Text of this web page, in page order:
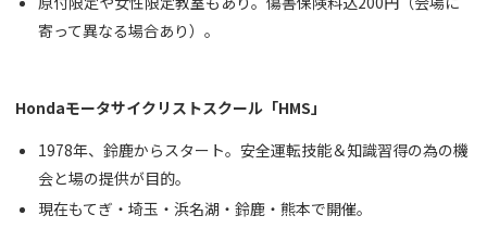
寄って異なる場合あり）。
Hondaモータサイクリストスクール「HMS」
1978年、鈴鹿からスタート。安全運転技能＆知識習得の為の機
会と場の提供が目的。
現在もてぎ・埼玉・浜名湖・鈴鹿・熊本で開催。